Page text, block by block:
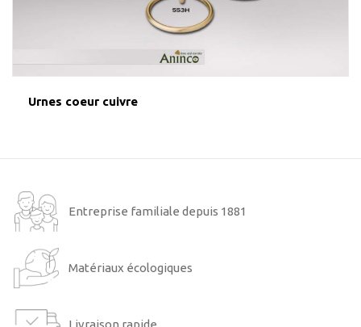
Urnes coeur cuivre
Entreprise familiale depuis 1881
Matériaux écologiques
Livraison rapide